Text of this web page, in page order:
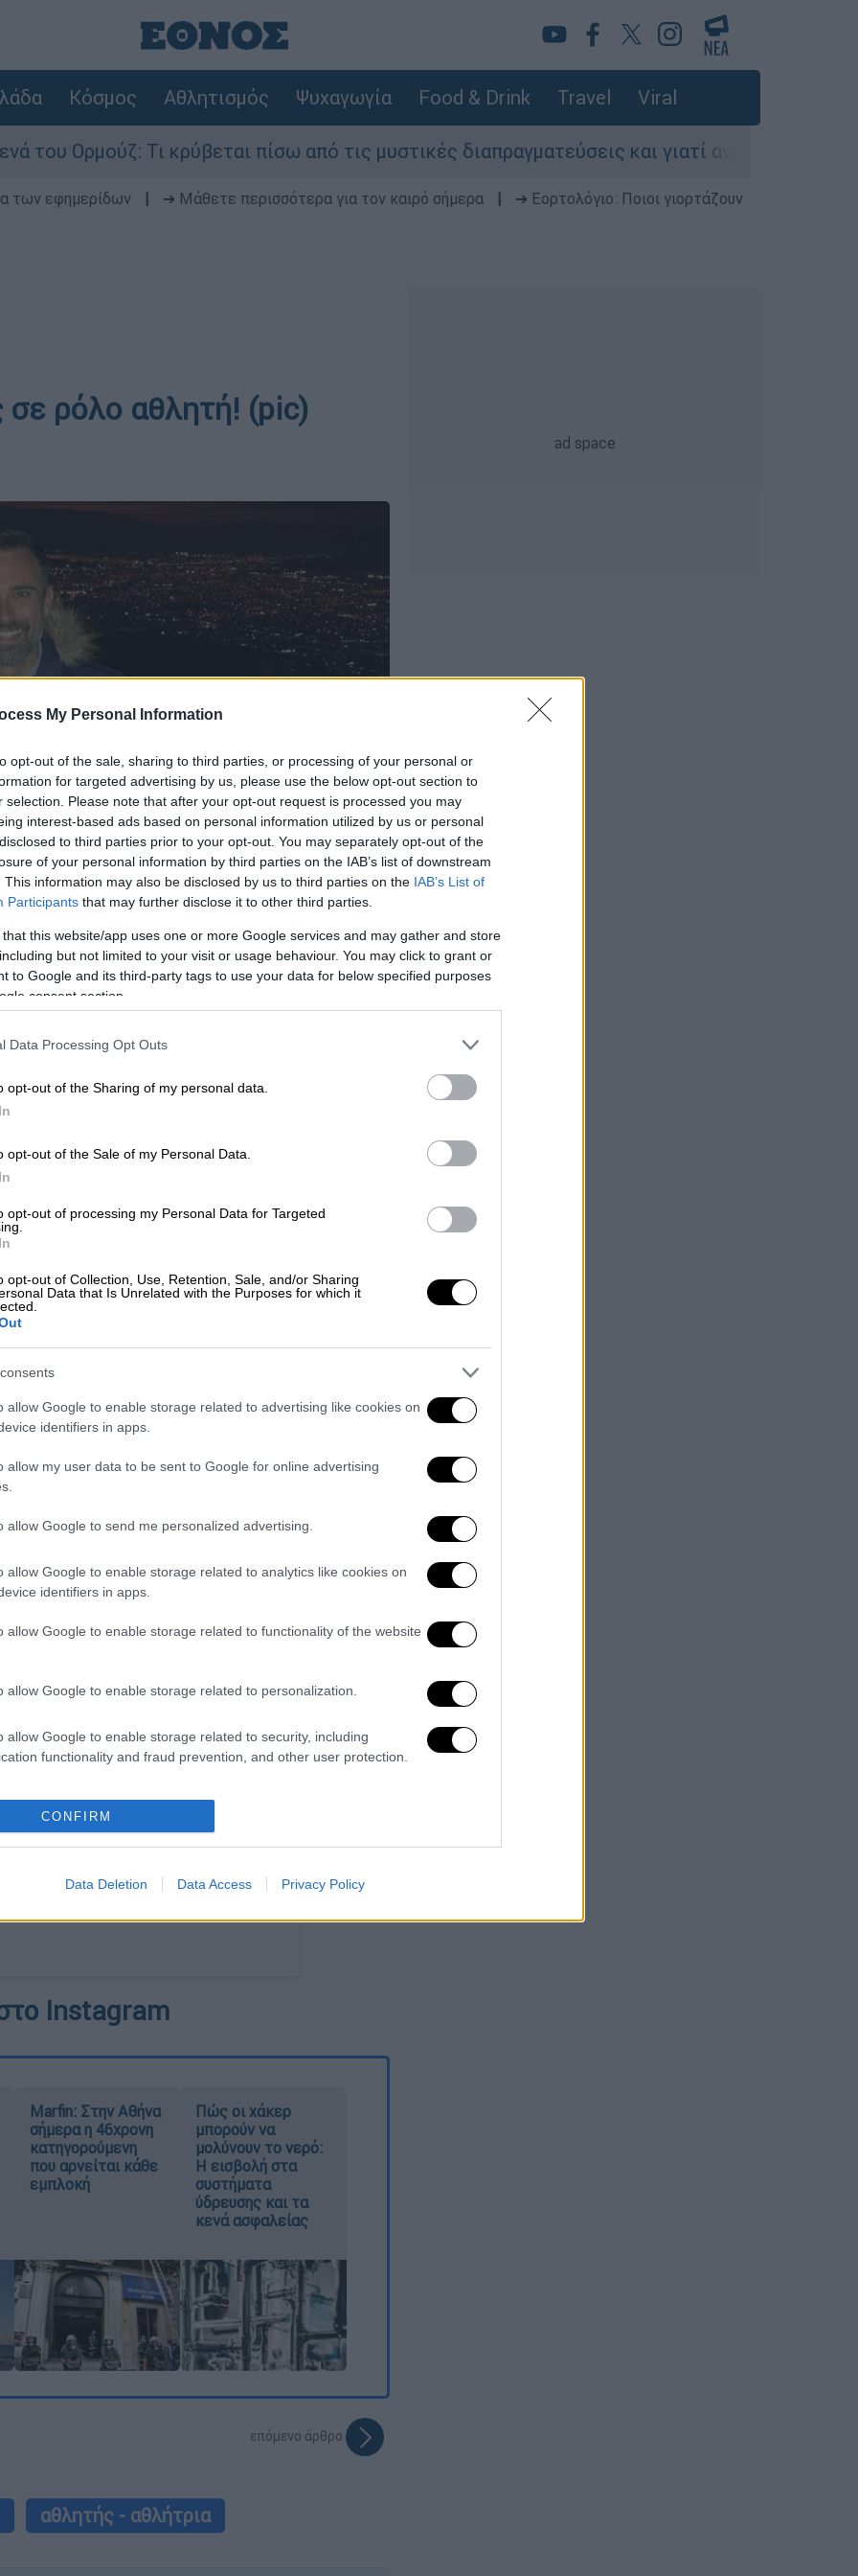
My Personal Information
opt-out of the sale, sharing to third parties, or processing of your personal or
for targeted advertising by us, please use the below opt-out section to
selection. Please note that after your opt-out request is processed you may
interest-based ads based on personal information utilized by us or personal
to third parties prior to your opt-out. You may separately opt-out of the
of your personal information by third parties on the IAB’s list of downstream
This information may also be disclosed by us to third parties on the IAB’s List of
Participants that may further disclose it to other third parties.
that this website/app uses one or more Google services and may gather and store
but not limited to your visit or usage behaviour. You may click to grant or
to Google and its third-party tags to use your data for below specified purposes
consent section.
Data Processing Opt Outs
opt-out of the Sharing of my personal data.
opt-out of the Sale of my Personal Data.
opt-out of processing my Personal Data for Targeted
opt-out of Collection, Use, Retention, Sale, and/or Sharing
Data that Is Unrelated with the Purposes for which it
allow Google to enable storage related to advertising like cookies on
identifiers in apps.
allow my user data to be sent to Google for online advertising
allow Google to send me personalized advertising.
allow Google to enable storage related to analytics like cookies on
identifiers in apps.
allow Google to enable storage related to functionality of the website
allow Google to enable storage related to personalization.
allow Google to enable storage related to security, including
functionality and fraud prevention, and other user protection.
CONFIRM
Data Deletion Data Access Privacy Policy
Κόσμος Αθλητισμός Ψυχαγωγία Food & Drink Travel Viral
Τι κρύβεται πίσω από τις μυστικές διαπραγματεύσεις και γιατί αντιδρούν οι ΗΠΑ
των εφημερίδων ➔ Μάθετε περισσότερα για τον καιρό σήμερα
➔ Εορτολόγιο: Ποιοι γιορτάζουν
σε ρόλο αθλητή! (pic)
το ΕΘΝΟΣ στη Google
Καπουτζίδηςπου όπως λένε οι πηγές
ethnos.gr, o γνωστός παρουσιαστής –
κανάλι και θα αναλάβει τα ηνία της
παραγωγής, με άρωμα Ολυμπιακών
βγει στον αέρα μέχρι σήμερα, στην
τις ικανότητες του σε διάφορα
βρέθηκε στη Δράμα μαζί με τη
έφαγαν ποπ κορν και ο ηθοποιός
του στο Instagram, αναφέροντας
Και δεν είναι το ποπ κορν!».
Instagram
Instagram
Marfin: Στην Αθήνα
σήμερα η 46χρονη
κατηγορούμενη
που αρνείται κάθε
εμπλοκή
Πώς οι χάκερ
μπορούν να
μολύνουν το νερό:
Η εισβολή στα
συστήματα
ύδρευσης και τα
κενά ασφαλείας
επόμενο άρθρο
αθλητής - αθλήτρια